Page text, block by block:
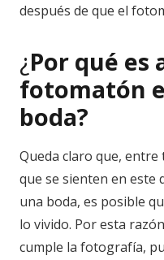
después de que el
¿Por qué es
fotomatón
boda?
Queda claro que,
que se sienten en este
una boda, es posible
lo vivido. Por esta
cumple la fotografía,